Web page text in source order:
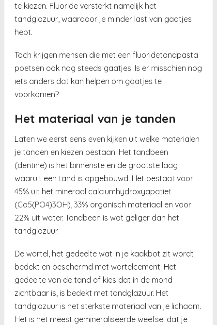
te kiezen. Fluoride versterkt namelijk het
tandglazuur, waardoor je minder last van gaatjes
hebt.
Toch krijgen mensen die met een fluoridetandpasta
poetsen ook nog steeds gaatjes. Is er misschien nog
iets anders dat kan helpen om gaatjes te
voorkomen?
Het materiaal van je tanden
Laten we eerst eens even kijken uit welke materialen
je tanden en kiezen bestaan. Het tandbeen
(dentine) is het binnenste en de grootste laag
waaruit een tand is opgebouwd. Het bestaat voor
45% uit het mineraal calciumhydroxyapatiet
(Ca5(PO4)3OH), 33% organisch materiaal en voor
22% uit water. Tandbeen is wat geliger dan het
tandglazuur.
De wortel, het gedeelte wat in je kaakbot zit wordt
bedekt en beschermd met wortelcement. Het
gedeelte van de tand of kies dat in de mond
zichtbaar is, is bedekt met tandglazuur. Het
tandglazuur is het sterkste materiaal van je lichaam.
Het is het meest gemineraliseerde weefsel dat je